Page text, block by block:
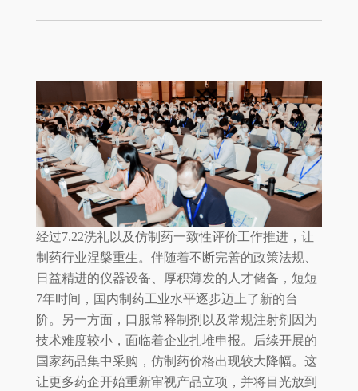
经过7.22洗礼以及仿制药一致性评价工作推进，让
制药行业涅槃重生。伴随着不断完善的政策法规、
日益精进的仪器设备、厚积薄发的人才储备，短短
7年时间，国内制药工业水平逐步迈上了新的台
阶。另一方面，口服常释制剂以及常规注射剂因为
技术难度较小，面临着企业扎堆申报。后续开展的
国家药品集中采购，仿制药价格出现较大降幅。这
让更多药企开始重新审视产品立项，并将目光放到